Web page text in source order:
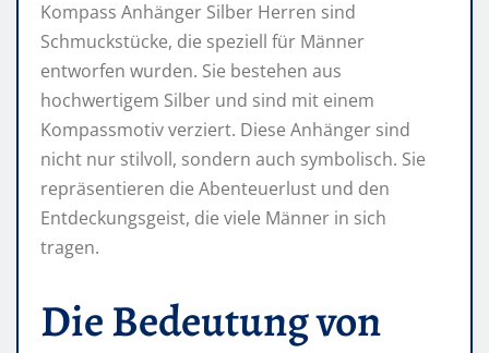
Kompass Anhänger Silber Herren sind
Schmuckstücke, die speziell für Männer
entworfen wurden. Sie bestehen aus
hochwertigem Silber und sind mit einem
Kompassmotiv verziert. Diese Anhänger sind
nicht nur stilvoll, sondern auch symbolisch. Sie
repräsentieren die Abenteuerlust und den
Entdeckungsgeist, die viele Männer in sich
tragen.
Die Bedeutung von